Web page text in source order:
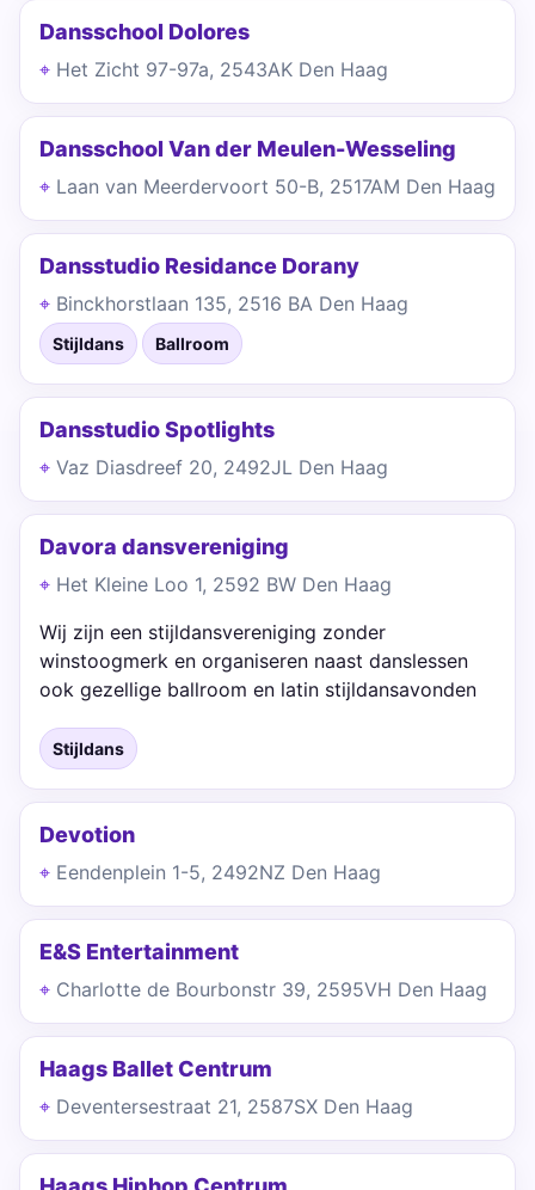
Dansschool Dolores
Het Zicht 97-97a, 2543AK Den Haag
Dansschool Van der Meulen-Wesseling
Laan van Meerdervoort 50-B, 2517AM Den Haag
Dansstudio Residance Dorany
Binckhorstlaan 135, 2516 BA Den Haag
Stijldans Ballroom
Dansstudio Spotlights
Vaz Diasdreef 20, 2492JL Den Haag
Davora dansvereniging
Het Kleine Loo 1, 2592 BW Den Haag
Wij zijn een stijldansvereniging zonder
winstoogmerk en organiseren naast danslessen
ook gezellige ballroom en latin stijldansavonden
Stijldans
Devotion
Eendenplein 1-5, 2492NZ Den Haag
E&S Entertainment
Charlotte de Bourbonstr 39, 2595VH Den Haag
Haags Ballet Centrum
Deventersestraat 21, 2587SX Den Haag